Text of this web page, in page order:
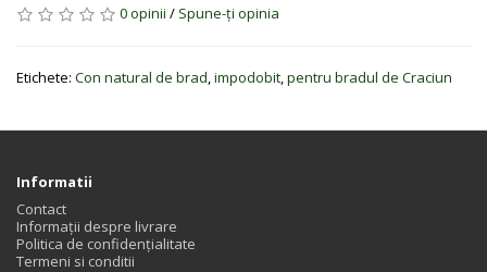
0 opinii / Spune-ţi opinia
Etichete: Con natural de brad impodobit pentru bradul de Craciun
Informatii
Contact
Informații despre livrare
Politica de confidențialitate
Termeni si conditii